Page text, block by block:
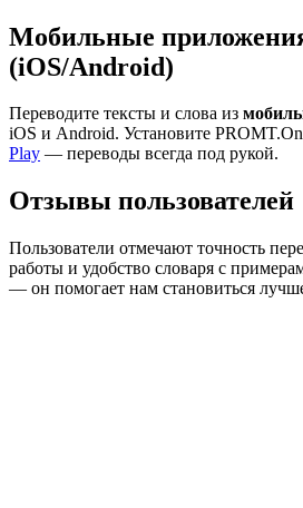
Мобильные
(iOS/Android)
Переводите тексты и слова из
iOS и Android. Установите
Play — переводы всегда под рукой.
Отзывы пользователей
Пользователи отмечают точность
работы и удобство словаря с
— он помогает нам становиться